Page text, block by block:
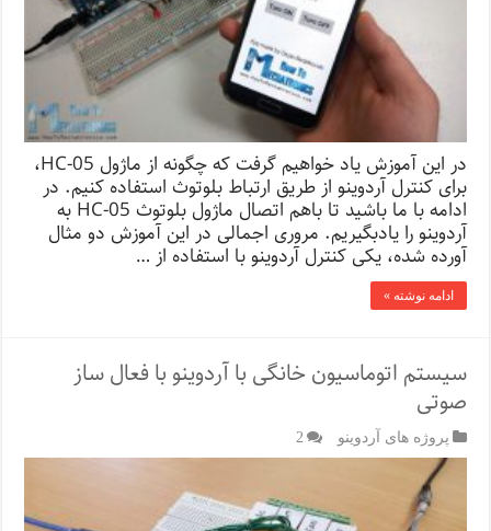
در این آموزش یاد خواهیم گرفت که چگونه از ماژول HC-05،
برای کنترل آردوینو از طریق ارتباط بلوتوث استفاده کنیم. در
ادامه با ما باشید تا باهم اتصال ماژول بلوتوث HC-05 به
آردوینو را یادبگیریم. مروری اجمالی در این آموزش دو مثال
آورده شده، یکی کنترل آردوینو با استفاده از …
ادامه نوشته »
سیستم اتوماسیون خانگی با آردوینو با فعال ساز
صوتی
پروژه های آردوینو 2